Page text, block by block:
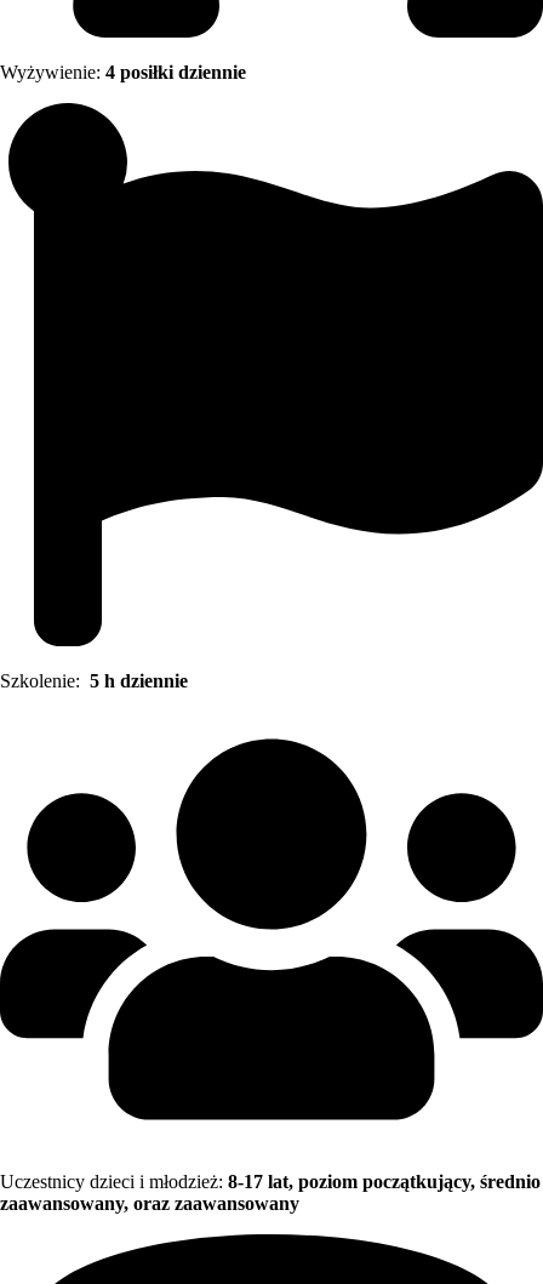
Wyżywienie: 4 posiłki dziennie
Szkolenie: 5 h dziennie
Uczestnicy dzieci i młodzież: 8-17 lat, poziom początkujący, średnio
zaawansowany, oraz zaawansowany